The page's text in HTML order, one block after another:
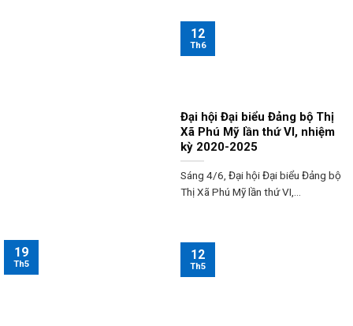
Đại hội Đại biểu Đảng bộ Thị
Xã Phú Mỹ lần thứ VI, nhiệm
kỳ 2020-2025
Sáng 4/6, Đại hội Đại biểu Đảng bộ
Thị Xã Phú Mỹ lần thứ VI,...
12
Th6
19
Th5
12
Th5